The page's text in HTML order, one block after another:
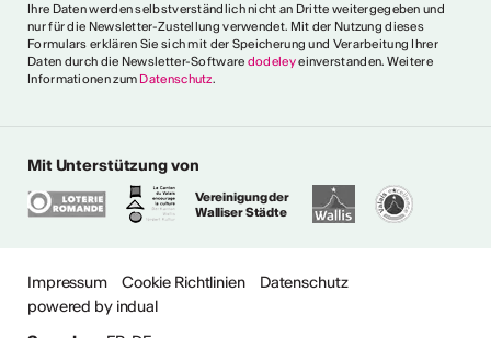
choreografische
urbaner Tanz
Espace Culture
des Concorde
16. August Infos:
anzeigen
Ihre Daten werden selbstverständlich nicht an Dritte weitergegeben und
nur für die Newsletter-Zustellung verwendet. Mit der Nutzung dieses
Formulars erklären Sie sich mit der Speicherung und Verarbeitung Ihrer
Daten durch die Newsletter-Software dodeleyeinverstanden. Weitere
Informationen zum Datenschutz.
Mit Unterstützung von
Vereinigung der
Walliser Städte
Impressum Cookie Richtlinien
Datenschutz
powered by indual